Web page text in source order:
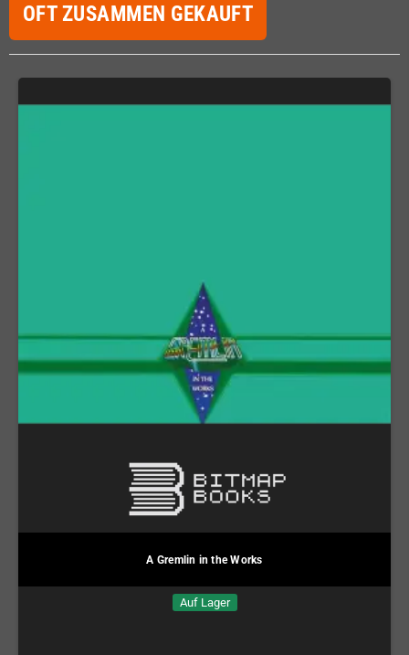
OFT ZUSAMMEN GEKAUFT
A Gremlin in the Works
Auf Lager